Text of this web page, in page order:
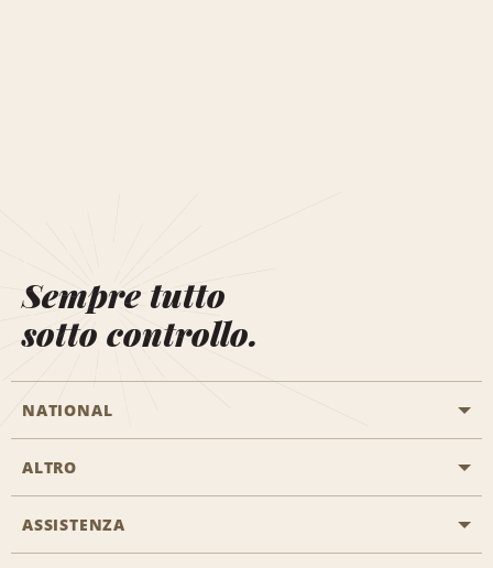
Sempre tutto
sotto controllo.
NATIONAL
Inizia una prenotazione
Programmi business
ALTRO
Offerte di lavoro
ASSISTENZA